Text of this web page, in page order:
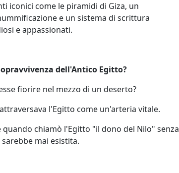
iconici come le piramidi di Giza, un
e un sistema di scrittura
e appassionati.
dell'Antico Egitto?
fiorire nel mezzo di un deserto?
l'Egitto come un'arteria vitale.
chiamò l'Egitto "il dono del Nilo" senza
mai esistita.